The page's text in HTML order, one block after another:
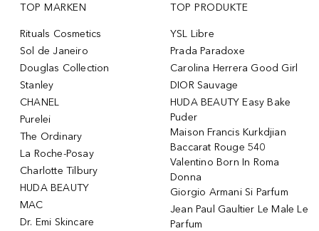
TOP MARKEN
Rituals Cosmetics
Sol de Janeiro
Douglas Collection
Stanley
CHANEL
Purelei
The Ordinary
La Roche-Posay
Charlotte Tilbury
HUDA BEAUTY
MAC
Dr. Emi Skincare
TOP PRODUKTE
YSL Libre
Prada Paradoxe
Carolina Herrera Good Girl
DIOR Sauvage
HUDA BEAUTY Easy Bake
Puder
Maison Francis Kurkdjian
Baccarat Rouge 540
Valentino Born In Roma
Donna
Giorgio Armani Si Parfum
Jean Paul Gaultier Le Male Le
Parfum